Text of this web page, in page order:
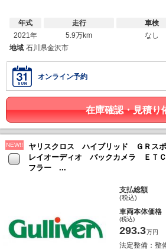
年式
2021年
走行
5.9万km
車検
なし
地域 石川県金沢市
オンライン予約
在庫確認・見積り
NEW!!
ヤリスクロス ハイブリッド ＧＲス
レイオーディオ バックカメラ ＥＴ
フラー ...
支払総額
(税込)
車両本体価格
(税込)
293.3万円
法定整備：整